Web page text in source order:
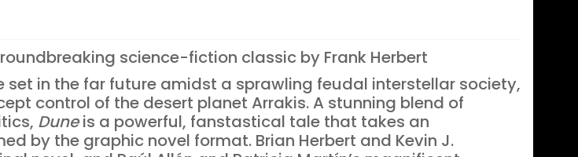
science-fiction classic by Frank Herbert
set in the far future amidst a sprawling feudal interstellar society,
control of the desert planet Arrakis. A stunning blend of
Duneis a powerful, fanstastical tale that takes an
by the graphic novel format. Brian Herbert and Kevin J.